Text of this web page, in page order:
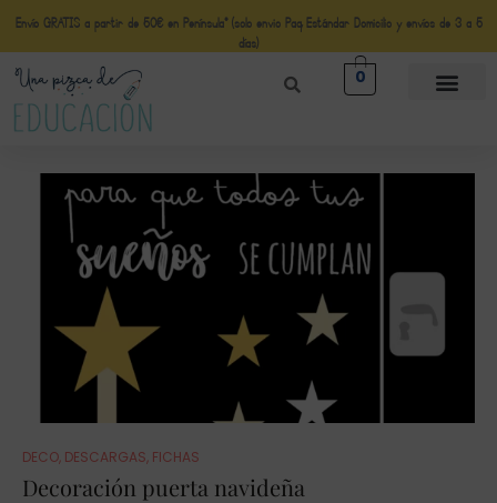
Envío GRATIS a partir de 50€ en Península* (solo envio Paq Estándar Domicilio y envíos de 3 a 5
días)
0
DECO, DESCARGAS, FICHAS
Decoración puerta navideña